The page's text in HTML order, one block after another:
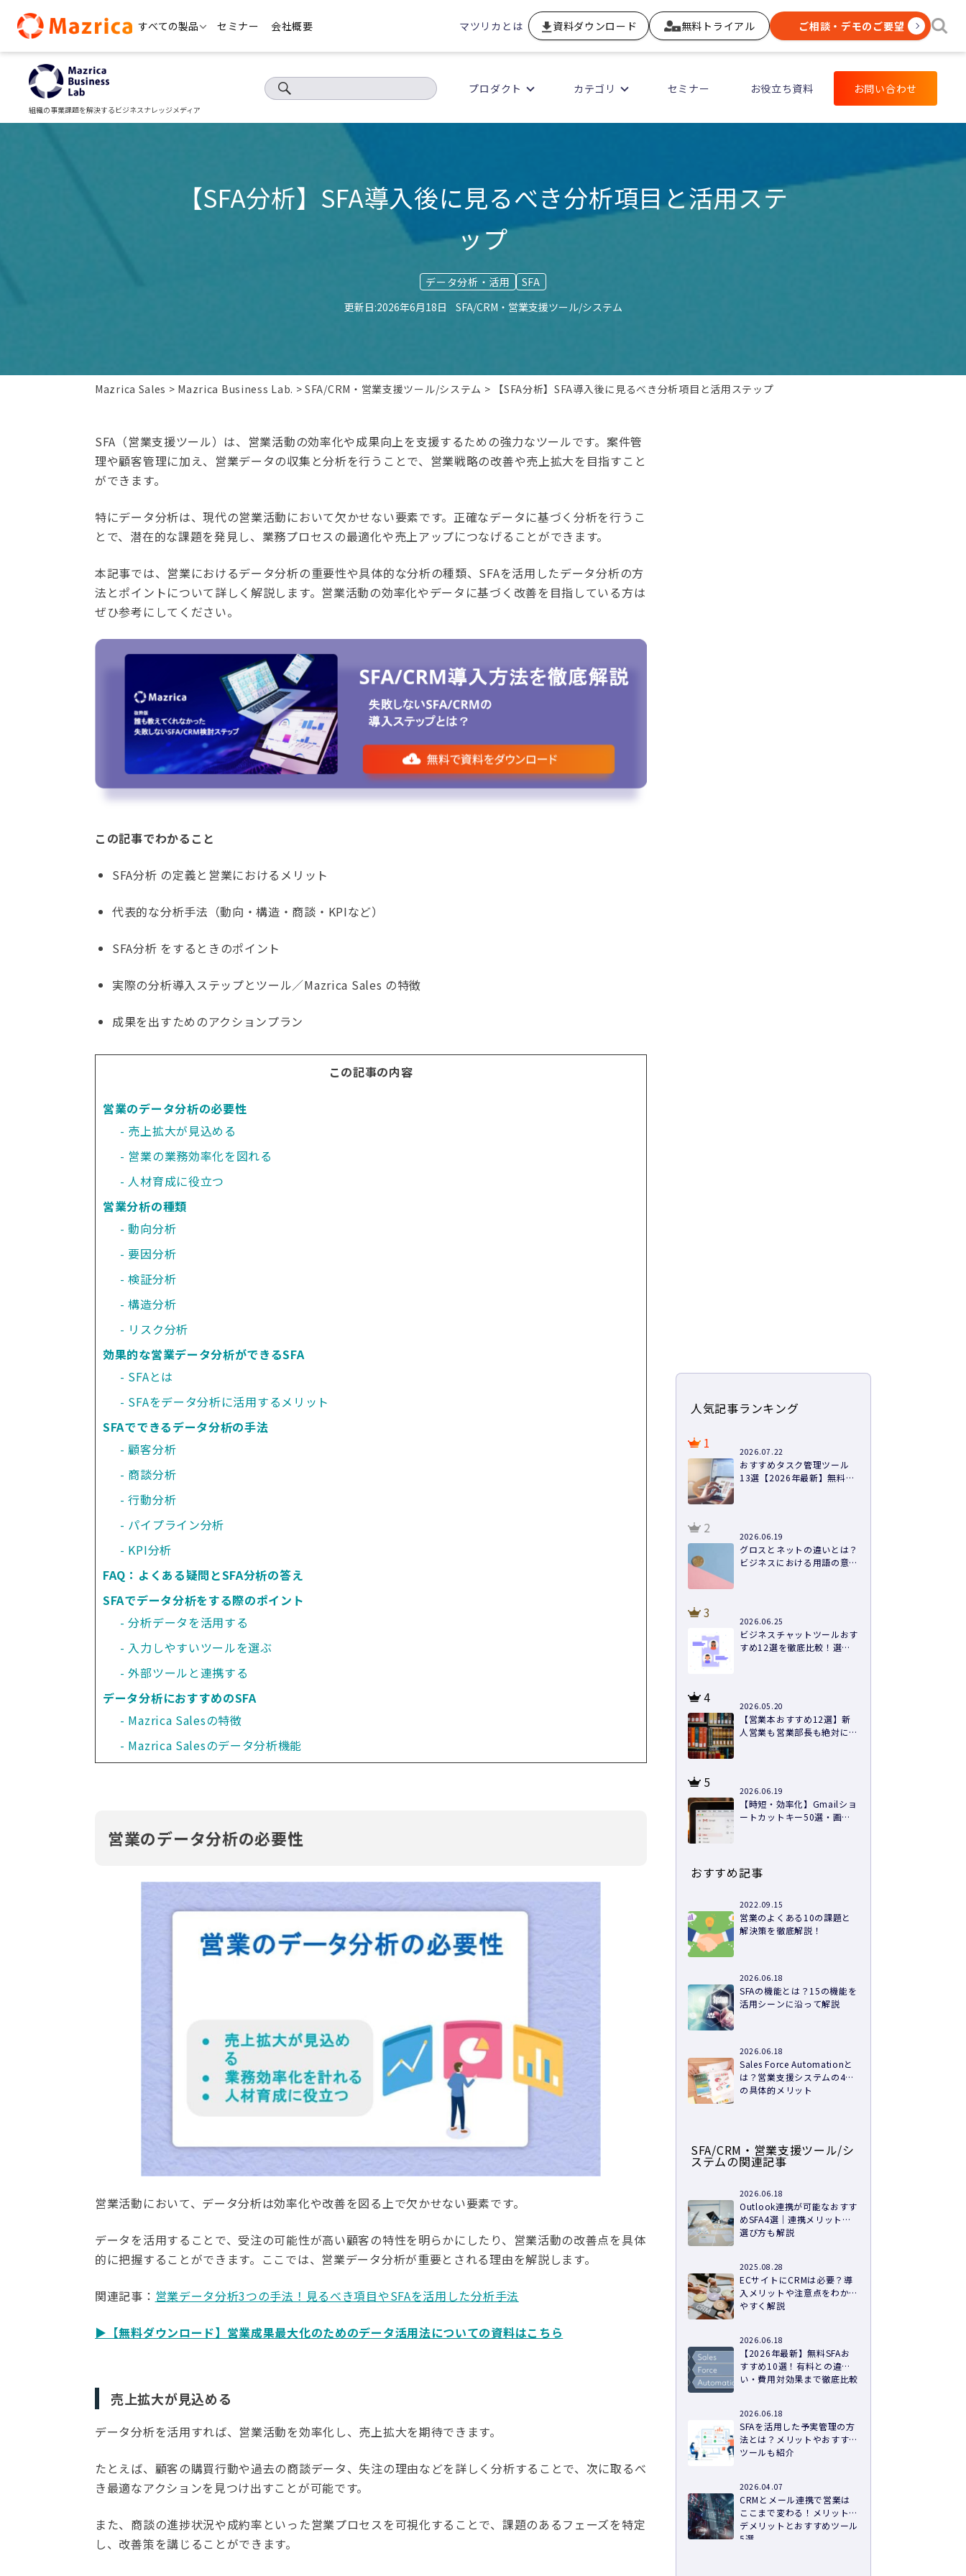
content
すべての製品 セミナー 会社概要 マツリカとは 資料ダウンロード 無料トライアル ご相談・デモのご要望
組織の事業課題を解決するビジネスナレッジメディア
プロダクト カテゴリ セミナー お役立ち資料 お問い合わせ
【SFA分析】SFA導入後に見るべき分析項目と活用ステ
ップ
データ分析・活用
SFA
2026年6月18日
SFA/CRM・営業支援ツール/システム
Mazrica Sales Mazrica Business Lab. SFA/CRM・営業支援ツール/システム 【SFA分析】SFA導入後に見るべき分析項目と活用ステップ
SFA（営業支援ツール）は、営業活動の効率化や成果向上を支援するための強力なツールです。案件管
理や顧客管理に加え、営業データの収集と分析を行うことで、営業戦略の改善や売上拡大を目指すこと
ができます。
特にデータ分析は、現代の営業活動において欠かせない要素です。正確なデータに基づく分析を行うこ
とで、潜在的な課題を発見し、業務プロセスの最適化や売上アップにつなげることができます。
本記事では、営業におけるデータ分析の重要性や具体的な分析の種類、SFAを活用したデータ分析の方
法とポイントについて詳しく解説します。営業活動の効率化やデータに基づく改善を目指している方は
ぜひ参考にしてください。
この記事でわかること
SFA分析 の定義と営業におけるメリット
代表的な分析手法（動向・構造・商談・KPIなど）
SFA分析 をするときのポイント
実際の分析導入ステップとツール／Mazrica Sales の特徴
成果を出すためのアクションプラン
この記事の内容
営業のデータ分析の必要性
売上拡大が見込める
営業の業務効率化を図れる
人材育成に役立つ
営業分析の種類
動向分析
要因分析
検証分析
構造分析
リスク分析
効果的な営業データ分析ができるSFA
SFAとは
SFAをデータ分析に活用するメリット
SFAでできるデータ分析の手法
顧客分析
商談分析
行動分析
パイプライン分析
KPI分析
FAQ：よくある疑問とSFA分析の答え
SFAでデータ分析をする際のポイント
分析データを活用する
入力しやすいツールを選ぶ
外部ツールと連携する
データ分析におすすめのSFA
Mazrica Salesの特徴
Mazrica Salesのデータ分析機能
営業のデータ分析の必要性
営業活動において、データ分析は効率化や改善を図る上で欠かせない要素です。
データを活用することで、受注の可能性が高い顧客の特性を明らかにしたり、営業活動の改善点を具体
的に把握することができます。ここでは、営業データ分析が重要とされる理由を解説します。
関連記事： 営業データ分析3つの手法！見るべき項目やSFAを活用した分析手法
▶︎【無料ダウンロード】営業成果最大化のためのデータ活用法についての資料はこちら
売上拡大が見込める
データ分析を活用すれば、営業活動を効率化し、売上拡大を期待できます。
たとえば、顧客の購買行動や過去の商談データ、失注の理由などを詳しく分析することで、次に取るべ
き最適なアクションを見つけ出すことが可能です。
また、商談の進捗状況や成約率といった営業プロセスを可視化することで、課題のあるフェーズを特定
し、改善策を講じることができます。
人気記事ランキング
1
2026.07.22
おすすめタスク管理ツール
13選【2026年最新】無料あ
2
2026.06.19
グロスとネットの違いとは？
ビジネスにおける用語の意味
3
2026.06.25
ビジネスチャットツールおす
すめ12選を徹底比較！選び
4
2026.05.20
【営業本おすすめ12選】新
人営業も営業部長も絶対に読
5
2026.06.19
【時短・効率化】Gmailショ
ートカットキー50選・画像
おすすめ記事
2022.09.15
営業のよくある10の課題と
解決策を徹底解説！
2026.06.18
SFAの機能とは？15の機能を
活用シーンに沿って解説
2026.06.18
Sales Force Automationと
は？営業支援システムの4つ
の具体的メリット
SFA/CRM・営業支援ツール/シ
ステムの関連記事
2026.06.18
Outlook連携が可能なおすす
めSFA4選｜連携メリットや
選び方も解説
2025.08.28
ECサイトにCRMは必要？導
入メリットや注意点をわかり
やすく解説
2026.06.18
【2026年最新】無料SFAお
すすめ10選！有料との違
い・費用対効果まで徹底比較
2026.06.18
SFAを活用した予実管理の方
法とは？メリットやおすすめ
ツールも紹介
2026.04.07
CRMとメール連携で営業は
ここまで変わる！メリット・
デメリットとおすすめツール
5選